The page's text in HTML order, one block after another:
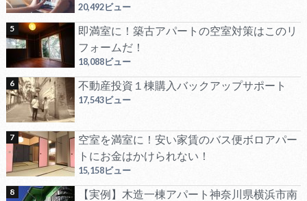
20,492ビュー
即満室に！築古アパートの空室対策はこのリ
フォームだ！
18,088ビュー
不動産投資１棟購入バックアップサポート
17,543ビュー
空室を満室に！安い家賃のバス便ボロアパー
トにお金はかけられない！
15,158ビュー
【実例】木造一棟アパート神奈川県横浜市南